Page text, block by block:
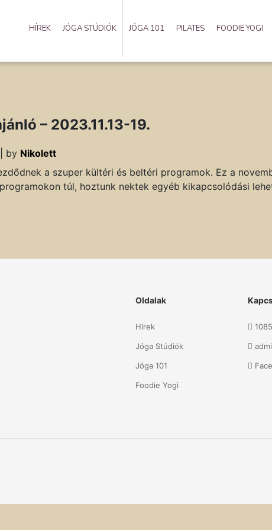
HÍREK JÓGA STÚDIÓK JÓGA 101 PILATES FOODIE YOGI
– 2023.11.13-19.
by Nikolett
a szuper kültéri és beltéri programok. Ez a
túl, hoztunk nektek egyéb kikapcsolódási
Oldalak
Hírek
Jóga Stúdiók
Jóga 101
Foodie Yogi